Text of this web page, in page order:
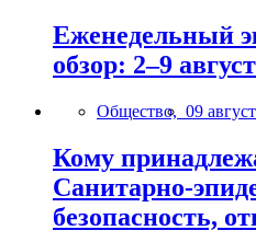
Еженедельный
обзор: 2–9
Общество, 09
Кому
Санитарно-
безопасность,